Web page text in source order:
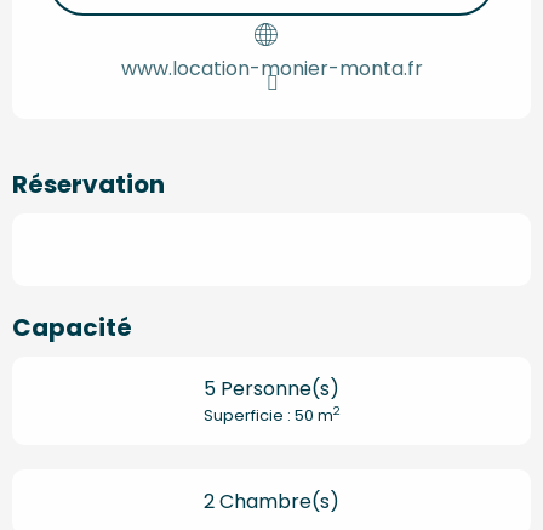
www.location-monier-monta.fr
Réservation
Capacité
5 Personne(s)
Superficie : 50 m2
2 Chambre(s)